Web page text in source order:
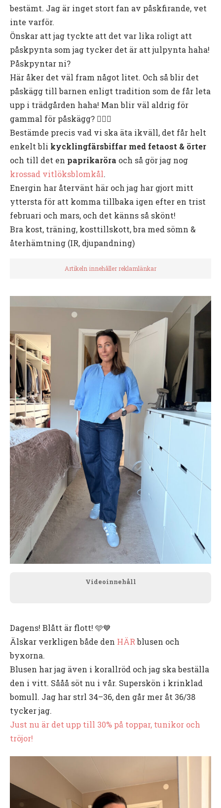
bestämt. Jag är inget stort fan av påskfirande, vet
inte varför.
Önskar att jag tyckte att det var lika roligt att
påskpynta som jag tycker det är att julpynta haha!
Påskpyntar ni?
Här åker det väl fram något litet. Och så blir det
påskägg till barnen enligt tradition som de får leta
upp i trädgården haha! Man blir väl aldrig för
gammal för påskägg? 🙋🏻‍♀️
Bestämde precis vad vi ska äta ikväll, det får helt
enkelt bli kycklingfärsbiffar med fetaost & örter
och till det en paprikaröra och så gör jag nog
krossad vitlöksblomkål.
Energin har återvänt här och jag har gjort mitt
yttersta för att komma tillbaka igen efter en trist
februari och mars, och det känns så skönt!
Bra kost, träning, kosttillskott, bra med sömn &
återhämtning (IR, djupandning)
Artikeln innehåller reklamlänkar
Videoinnehåll
Dagens! Blått är flott! 🩵💙
Älskar verkligen både den HÄRblusen och
byxorna.
Blusen har jag även i korallröd och jag ska beställa
den i vitt. Sååå söt nu i vår. Superskön i krinklad
bomull. Jag har strl 34–36, den går mer åt 36/38
tycker jag.
Just nu är det upp till 30% på toppar, tunikor och
tröjor!